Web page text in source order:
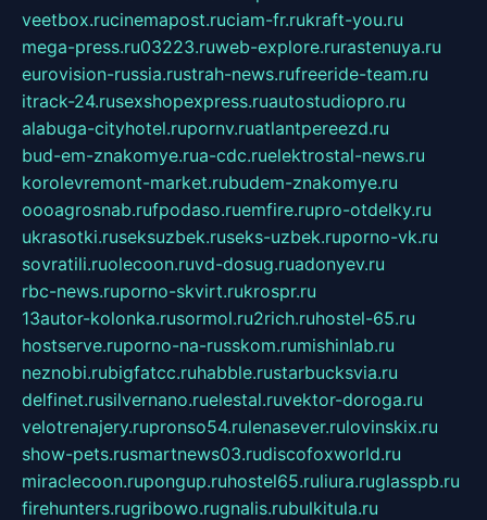
veetbox.rucinemapost.ruciam-fr.rukraft-you.ru
mega-press.ru03223.ruweb-explore.rurastenuya.ru
eurovision-russia.rustrah-news.rufreeride-team.ru
itrack-24.rusexshopexpress.ruautostudiopro.ru
alabuga-cityhotel.rupornv.ruatlantpereezd.ru
bud-em-znakomye.rua-cdc.ruelektrostal-news.ru
korolevremont-market.rubudem-znakomye.ru
oooagrosnab.rufpodaso.ruemfire.rupro-otdelky.ru
ukrasotki.ruseksuzbek.ruseks-uzbek.ruporno-vk.ru
sovratili.ruolecoon.ruvd-dosug.ruadonyev.ru
rbc-news.ruporno-skvirt.rukrospr.ru
13autor-kolonka.rusormol.ru2rich.ruhostel-65.ru
hostserve.ruporno-na-russkom.rumishinlab.ru
neznobi.rubigfatcc.ruhabble.rustarbucksvia.ru
delfinet.rusilvernano.ruelestal.ruvektor-doroga.ru
velotrenajery.rupronso54.rulenasever.rulovinskix.ru
show-pets.rusmartnews03.rudiscofoxworld.ru
miraclecoon.rupongup.ruhostel65.ruliura.ruglasspb.ru
firehunters.rugribowo.rugnalis.rubulkitula.ru